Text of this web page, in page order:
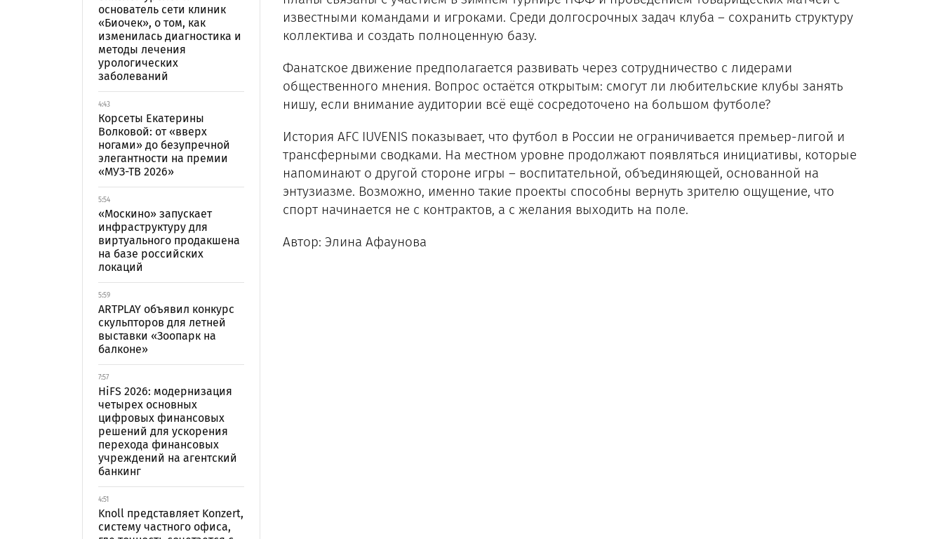
основатель сети клиник
«Биочек», о том, как
изменилась диагностика и
методы лечения
урологических
заболеваний
4:43
Корсеты Екатерины
Волковой: от «вверх
ногами» до безупречной
элегантности на премии
«МУЗ-ТВ 2026»
5:54
«Москино» запускает
инфраструктуру для
виртуального продакшена
на базе российских
локаций
5:59
ARTPLAY объявил конкурс
скульпторов для летней
выставки «Зоопарк на
балконе»
7:57
HiFS 2026: модернизация
четырех основных
цифровых финансовых
решений для ускорения
перехода финансовых
учреждений на агентский
банкинг
4:51
Knoll представляет Konzert,
систему частного офиса,
известными командами и игроками. Среди долгосрочных задач клуба – сохранить структуру
коллектива и создать полноценную базу.
Фанатское движение предполагается развивать через сотрудничество с лидерами
общественного мнения. Вопрос остаётся открытым: смогут ли любительские клубы занять
нишу, если внимание аудитории всё ещё сосредоточено на большом футболе?
История AFC IUVENIS показывает, что футбол в России не ограничивается премьер-лигой и
трансферными сводками. На местном уровне продолжают появляться инициативы, которые
напоминают о другой стороне игры – воспитательной, объединяющей, основанной на
энтузиазме. Возможно, именно такие проекты способны вернуть зрителю ощущение, что
спорт начинается не с контрактов, а с желания выходить на поле.
Автор: Элина Афаунова